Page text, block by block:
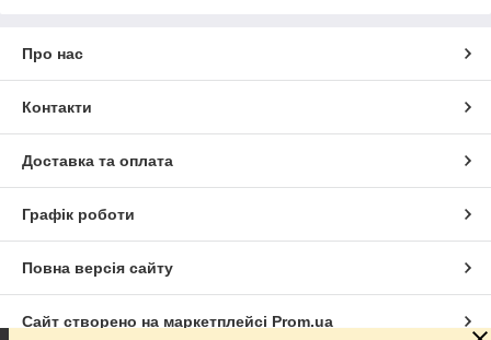
Про нас
Контакти
Доставка та оплата
Графік роботи
Повна версія сайту
Сайт створено на маркетплейсі Prom.ua